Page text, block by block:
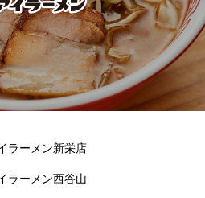
ラーメン新栄店
ラーメン西谷山